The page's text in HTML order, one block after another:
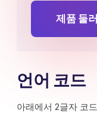
제품 둘
언어 코드
아래에서 2글자 코